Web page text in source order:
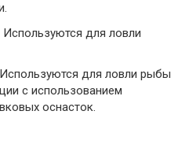
для ловли
для ловли рыбы
с использованием
оснасток.